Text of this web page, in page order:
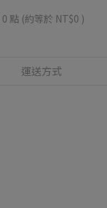
0 點 (約等於 NT$0 )
運送方式